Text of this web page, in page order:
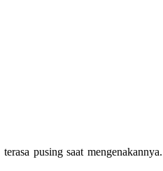
pusing saat mengenakannya.